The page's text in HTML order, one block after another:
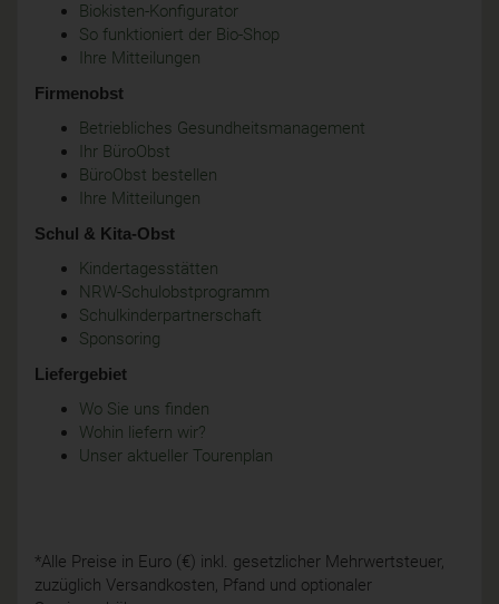
Biokisten-Konfigurator
So funktioniert der Bio-Shop
Ihre Mitteilungen
Firmenobst
Betriebliches Gesundheitsmanagement
Ihr BüroObst
BüroObst bestellen
Ihre Mitteilungen
Schul & Kita-Obst
Kindertagesstätten
NRW-Schulobstprogramm
Schulkinderpartnerschaft
Sponsoring
Liefergebiet
Wo Sie uns finden
Wohin liefern wir?
Unser aktueller Tourenplan
*Alle Preise in Euro (€) inkl. gesetzlicher Mehrwertsteuer,
zuzüglich Versandkosten, Pfand und optionaler